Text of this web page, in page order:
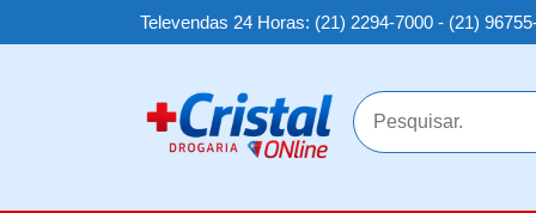
Televendas 24 Horas: (21) 2294-7000 - (21)